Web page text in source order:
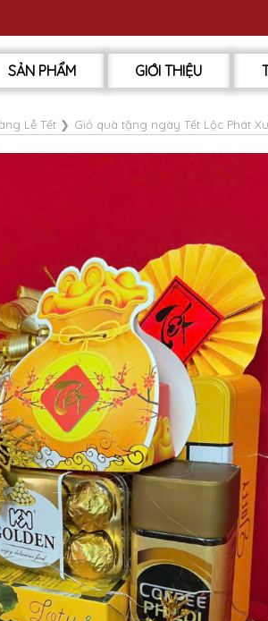
SẢN PHẨM GIỚI THIỆU
Lễ Tết ❯ Giỏ quà tặng ngày Tết Lộc Phát